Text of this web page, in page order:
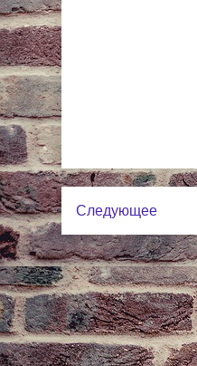
Следующее